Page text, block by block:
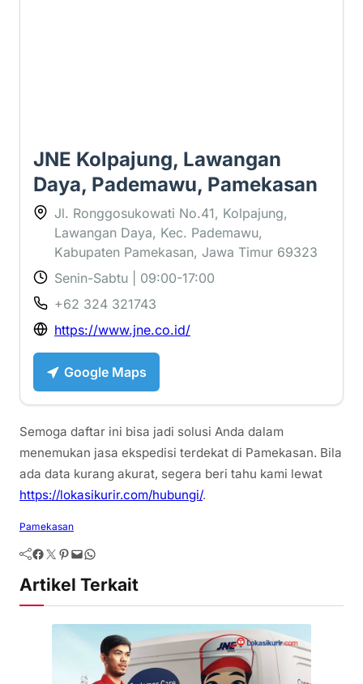
JNE Kolpajung, Lawangan
Daya, Pademawu, Pamekasan
Jl. Ronggosukowati No.41, Kolpajung,
Lawangan Daya, Kec. Pademawu,
Kabupaten Pamekasan, Jawa Timur 69323
Senin-Sabtu | 09:00-17:00
+62 324 321743
https://www.jne.co.id/
Google Maps
Semoga daftar ini bisa jadi solusi Anda dalam
menemukan jasa ekspedisi terdekat di Pamekasan. Bila
ada data kurang akurat, segera beri tahu kami lewat
https://lokasikurir.com/hubungi/.
Pamekasan
Artikel Terkait